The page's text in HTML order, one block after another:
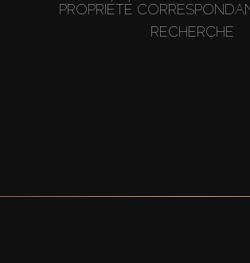
PROPRIÉTÉ
RECHERCHE